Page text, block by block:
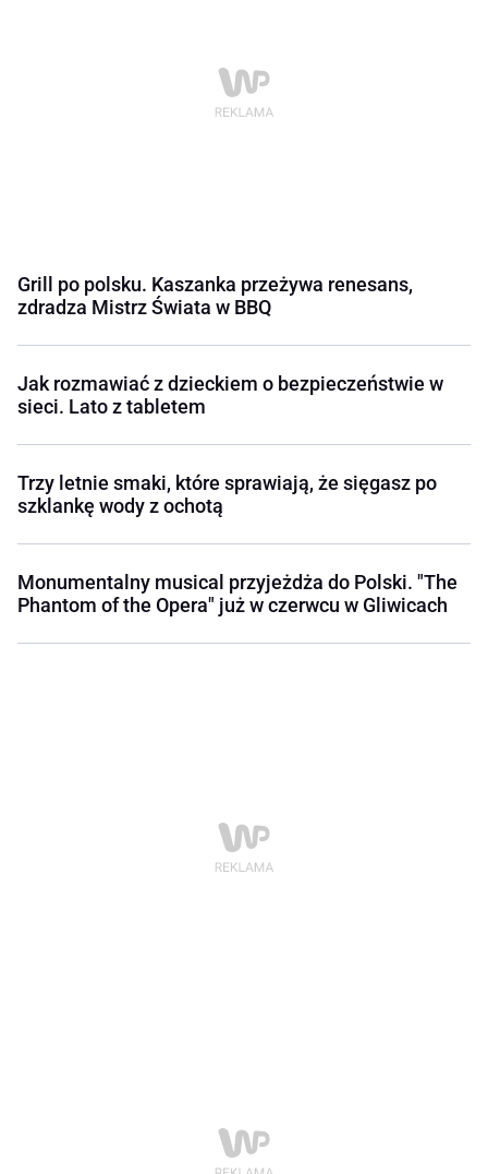
Grill po polsku. Kaszanka przeżywa renesans,
zdradza Mistrz Świata w BBQ
Jak rozmawiać z dzieckiem o bezpieczeństwie w
sieci. Lato z tabletem
Trzy letnie smaki, które sprawiają, że sięgasz po
szklankę wody z ochotą
Monumentalny musical przyjeżdża do Polski. "The
Phantom of the Opera" już w czerwcu w Gliwicach